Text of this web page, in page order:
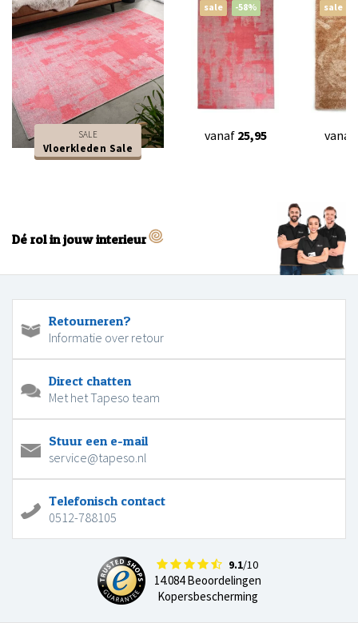
SALE
Vloerkleden Sale
sale -58%
vanaf 25,95
sale
vanaf
Dé rol in jouw interieur
Retourneren?
Informatie over retour
Direct chatten
Met het Tapeso team
Stuur een e-mail
service@tapeso.nl
Telefonisch contact
0512-788105
9.1/10
14.084 Beoordelingen
Kopersbescherming